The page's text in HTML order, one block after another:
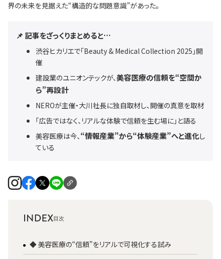
界の未来を見据えた“構造的な問題意識”があった。
📌 記事をざっくりまとめると…
渋谷ヒカリエで「Beauty & Medical Collection 2025」開
催
建設業のユニオンテックが、美容医療の信頼を“空間か
ら”再設計
NEROが主催・大川社長に独自取材し、開催の真意を取材
「広告ではなく、リアルな体験で信頼を生む場に」と語る
美容医療は今、“情報産業”から“体験産業”へと進化し
ている
INDEX
◆ 美容医療の“信頼”をリアルで可視化する試み